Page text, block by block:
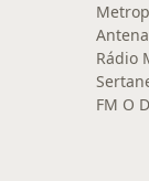
Rádio
FM O